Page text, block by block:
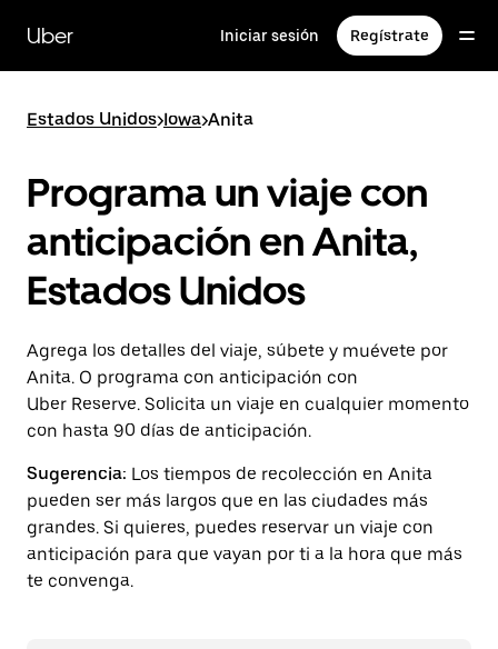
contenido
principal
Uber Iniciar sesión Regístrate
Estados Unidos>Iowa>Anita
Programa un viaje con
anticipación en Anita,
Estados Unidos
Agrega los detalles del viaje, súbete y muévete por
Anita. O programa con anticipación con
Uber Reserve. Solicita un viaje en cualquier momento
con hasta 90 días de anticipación.
Sugerencia: Los tiempos de recolección en Anita
pueden ser más largos que en las ciudades más
grandes. Si quieres, puedes reservar un viaje con
anticipación para que vayan por ti a la hora que más
te convenga.